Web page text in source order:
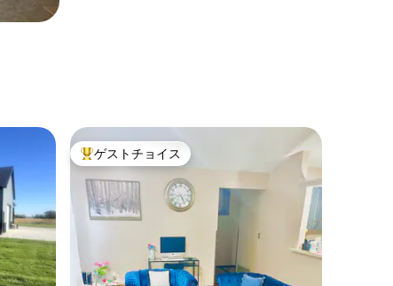
大好評のゲストチョイスです。
ゲストチョイス